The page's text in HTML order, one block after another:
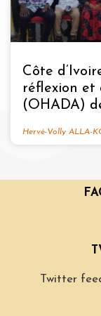
Côte
réflexion et
(OHADA)
Hervé-Volly ALLA-
Twitter